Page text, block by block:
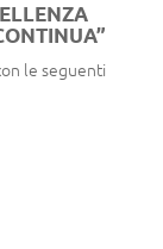
le seguenti